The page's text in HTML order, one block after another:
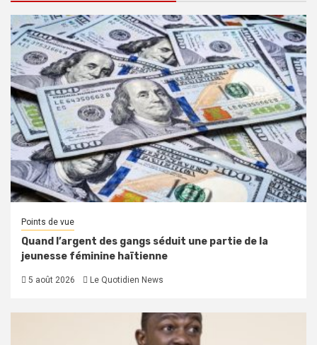
Points de vue
Quand l’argent des gangs séduit une partie de la
jeunesse féminine haïtienne
5 août 2026 Le Quotidien News